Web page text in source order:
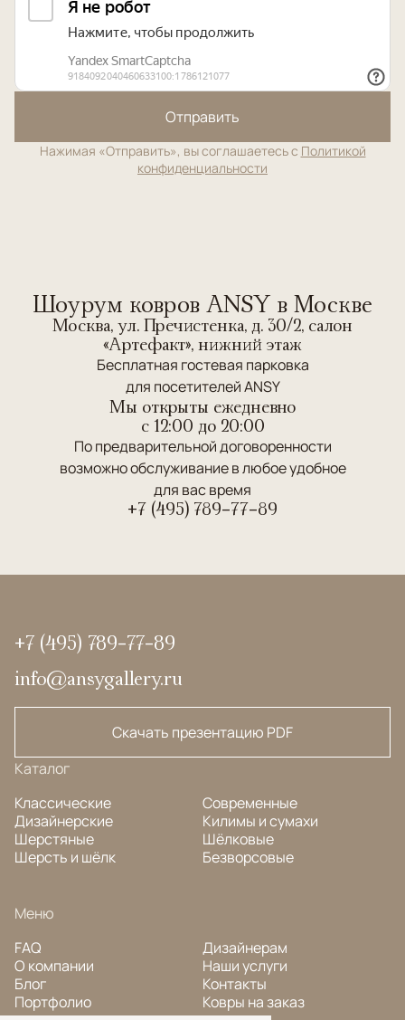
Отправить
Нажимая «Отправить», вы соглашаетесь с Политикой
конфиденциальности
Шоурум ковров ANSY в Москве
Москва, ул. Пречистенка, д. 30/2, салон
«Артефакт», нижний этаж
Бесплатная гостевая парковка
для посетителей ANSY
Мы открыты ежедневно
c 12:00 до 20:00
По предварительной договоренности
возможно обслуживание в любое удобное
для вас время
+7 (495) 789-77-89
+7 (495) 789-77-89
info@ansygallery.ru
Скачать презентацию PDF
Каталог
Классические
Дизайнерские
Шерстяные
Шерсть и шёлк
Современные
Килимы и сумахи
Шёлковые
Безворсовые
Меню
FAQ
О компании
Блог
Портфолио
Дизайнерам
Наши услуги
Контакты
Ковры на заказ